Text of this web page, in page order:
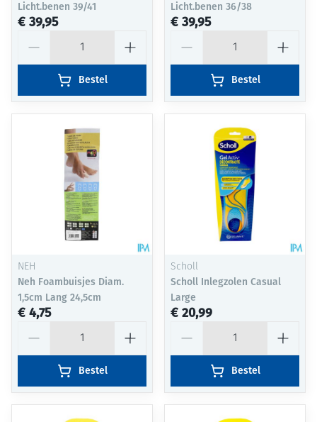
Licht.benen 39/41
€ 39,95
Bestel
Licht.benen 36/38
€ 39,95
Bestel
NEH
Neh Foambuisjes Diam.
1,5cm Lang 24,5cm
€ 4,75
Bestel
Scholl
Scholl Inlegzolen Casual
Large
€ 20,99
Bestel